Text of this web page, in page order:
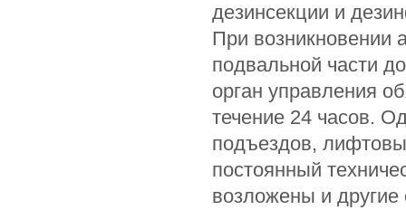
дезинсекции и
При возникновении
подвальной части
орган управления
течение 24 часов.
подъездов,
постоянный
возложены и